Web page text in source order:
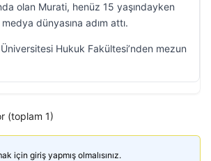
olan Murati, henüz 15 yaşındayken
dünyasına adım attı.
Hukuk Fakültesi’nden mezun
(toplam 1)
için giriş yapmış olmalısınız.